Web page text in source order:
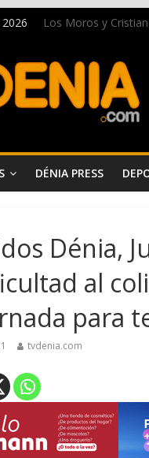
Los Moros y
Paco Adsuar dona
La Entraeta Festera
El XII Festival de
DÉNIA PRESS
Dénia,
al
para
tvdenia.com